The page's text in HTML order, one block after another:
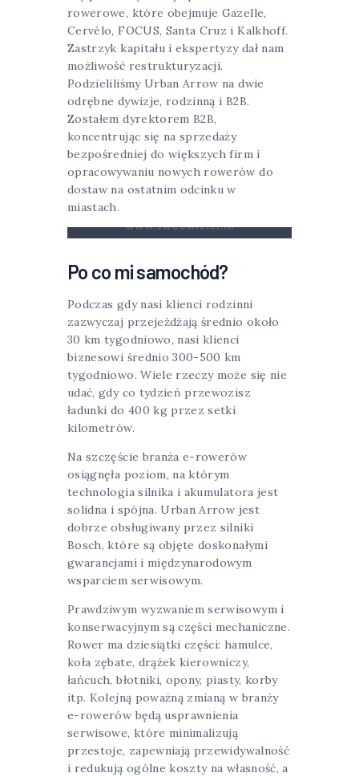
rowerowe, które obejmuje Gazelle,
Cervélo, FOCUS, Santa Cruz i Kalkhoff.
Zastrzyk kapitału i ekspertyzy dał nam
możliwość restrukturyzacji.
Podzieliliśmy Urban Arrow na dwie
odrębne dywizje, rodzinną i B2B.
Zostałem dyrektorem B2B,
koncentrując się na sprzedaży
bezpośredniej do większych firm i
opracowywaniu nowych rowerów do
dostaw na ostatnim odcinku w
miastach.
www.tweewieler.nl
Po co mi samochód?
Podczas gdy nasi klienci rodzinni
zazwyczaj przejeżdżają średnio około
30 km tygodniowo, nasi klienci
biznesowi średnio 300-500 km
tygodniowo. Wiele rzeczy może się nie
udać, gdy co tydzień przewozisz
ładunki do 400 kg przez setki
kilometrów.
Na szczęście branża e-rowerów
osiągnęła poziom, na którym
technologia silnika i akumulatora jest
solidna i spójna. Urban Arrow jest
dobrze obsługiwany przez silniki
Bosch, które są objęte doskonałymi
gwarancjami i międzynarodowym
wsparciem serwisowym.
Prawdziwym wyzwaniem serwisowym i
konserwacyjnym są części mechaniczne.
Rower ma dziesiątki części: hamulce,
koła zębate, drążek kierowniczy,
łańcuch, błotniki, opony, piasty, korby
itp. Kolejną poważną zmianą w branży
e-rowerów będą usprawnienia
serwisowe, które minimalizują
przestoje, zapewniają przewidywalność
i redukują ogólne koszty na własność, a